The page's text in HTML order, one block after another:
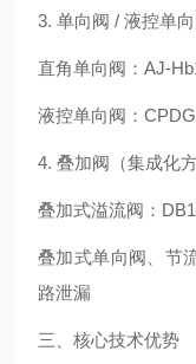
3. 单向阀 / 液控单
直角单向阀：AJ-
液控单向阀：
4. 叠加阀（集成化方
叠加式溢流阀：
叠加式单向阀、节
路泄漏
三、核心技术优势